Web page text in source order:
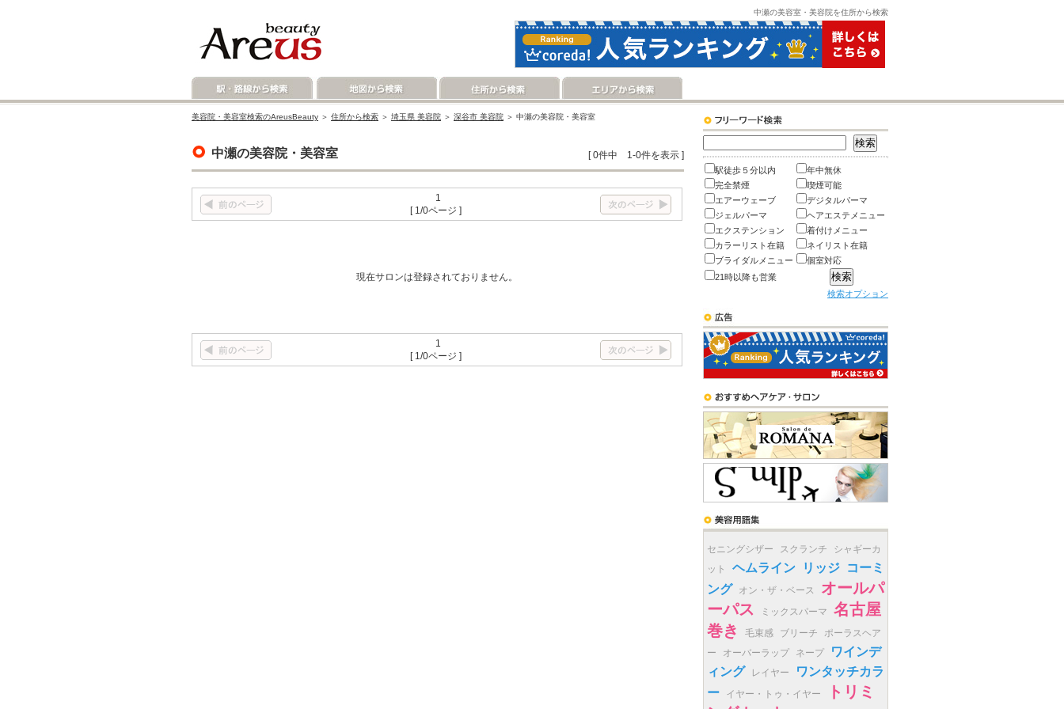
中瀬の美容室・美容院を住所から検索
美容院・美容室検索のAreusBeauty ＞ 住所から検索 ＞ 埼玉県 美容院 ＞ 深谷市 美容院 ＞ 中瀬の美容院・美容室
中瀬の美容院・美容室 [ 0件中 1-0件を表示 ]
1
[ 1/0ページ ]
現在サロンは登録されておりません。
1
[ 1/0ページ ]
駅徒歩５分以内
年中無休
完全禁煙
喫煙可能
エアーウェーブ
デジタルパーマ
ジェルパーマ
ヘアエステメニュー
エクステンション
着付けメニュー
カラーリスト在籍
ネイリスト在籍
ブライダルメニュー
個室対応
21時以降も営業
検索オプション
セニングシザー スクランチ
シャギーカ
ット
ヘムライン リッジ コーミ
ング
オン・ザ・ベース
オールパ
ーパス
ミックスパーマ
名古屋
巻き
毛束感 ブリーチ
ポーラスヘア
ー
オーバーラップ ネープ
ワインデ
ィング
レイヤー
ワンタッチカラ
ー
イヤー・トゥ・イヤー
トリミ